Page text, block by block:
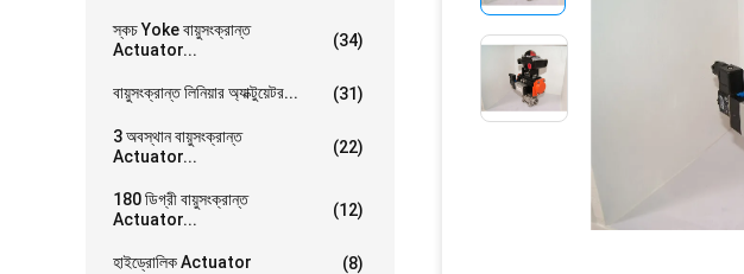
স্কচ Yoke বায়ুসংক্রান্ত
Actuator...
(34)
বায়ুসংক্রান্ত লিনিয়ার অ্যাক্টুয়েটর... (31)
3 অবস্থান বায়ুসংক্রান্ত
Actuator...
(22)
180 ডিগ্রী বায়ুসংক্রান্ত
Actuator...
(12)
হাইড্রোলিক Actuator (8)